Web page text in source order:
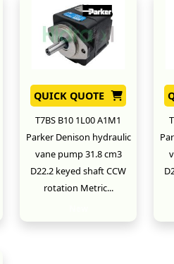
QUICK QUOTE
T7BS B10 1L00 A1M1
Parker Denison hydraulic
vane pump 31.8 cm3
D22.2 keyed shaft CCW
rotation Metric...